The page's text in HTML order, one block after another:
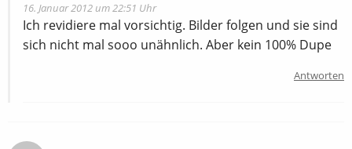
16. Januar 2012 um 22:51 Uhr
Ich revidiere mal vorsichtig. Bilder folgen und sie sind
sich nicht mal sooo unähnlich. Aber kein 100% Dupe
Antworten